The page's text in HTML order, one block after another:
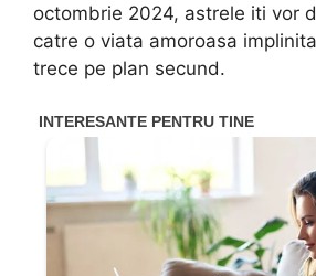
octombrie 2024, astrele iti vor
catre o viata amoroasa
trece pe plan secund.